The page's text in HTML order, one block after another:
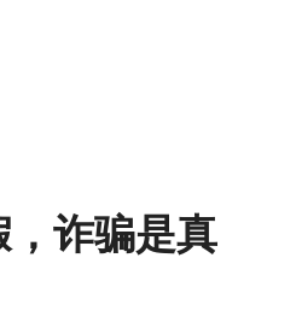
诈骗是真